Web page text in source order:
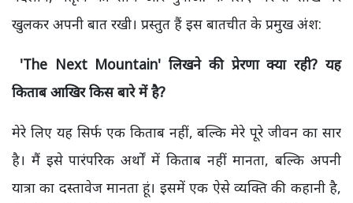
खुलकर अपनी बात रखी। प्रस्तुत हैं इस बातचीत के प्रमुख अंश:
'The Next Mountain' लिखने की प्रेरणा क्या रही? यह
किताब आखिर किस बारे में है?
मेरे लिए यह सिर्फ एक किताब नहीं, बल्कि मेरे पूरे जीवन का सार
है। मैं इसे पारंपरिक अर्थों में किताब नहीं मानता, बल्कि अपनी
यात्रा का दस्तावेज मानता हूं। इसमें एक ऐसे व्यक्ति की कहानी है,